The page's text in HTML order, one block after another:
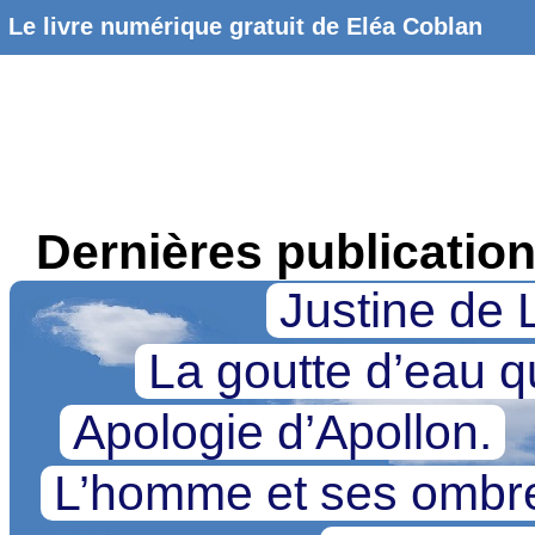
Le livre numérique gratuit de Eléa Coblan
Dernières
Justine de
La goutte d’eau
Apologie d’Apollon.
L’homme et ses